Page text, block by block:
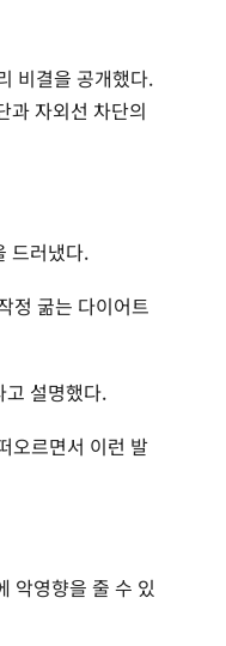
비결을 공개했다.
과 자외선 차단의
드러냈다.
정 굶는 다이어트
고 설명했다.
오르면서 이런 발
악영향을 줄 수 있